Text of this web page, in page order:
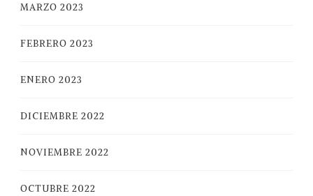
MARZO 2023
FEBRERO 2023
ENERO 2023
DICIEMBRE 2022
NOVIEMBRE 2022
OCTUBRE 2022